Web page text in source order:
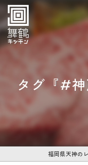
タグ『#
福岡県天神の